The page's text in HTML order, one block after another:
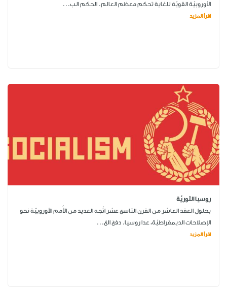
الأوروبيّة القويّة للغاية تحكم معظم العالم. الحكم الب...
اقرأ المزيد
روسيا الثوريّة
بحلول العقد العاشر من القرن التاسع عشر اتّجه العديد من الأُمم الأوروبيّة نحو
الإصلاحات الديمقراطيّة، عدا روسيا. دفعَ الغ...
اقرأ المزيد